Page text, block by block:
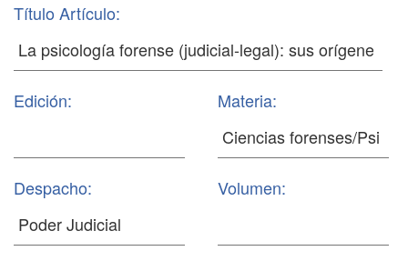
Título Artículo:
Edición: Materia:
Despacho: Volumen: